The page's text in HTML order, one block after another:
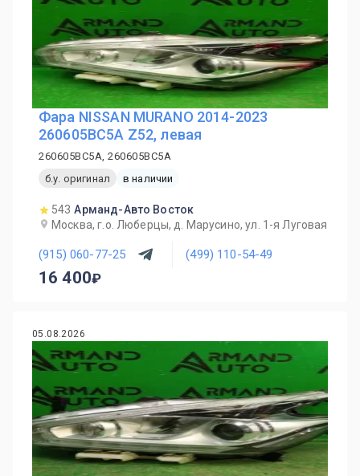
Фара NISSAN MURANO 2014-2023
260605BC5A Z52, левая
260605BC5A, 260605BC5A
б.у. оригинал
в наличии
543 Арманд-Авто Восток
Москва, г.о. Люберцы, д. Марусино, ул. 1-я Луговая
(915) 060-77-25 (499) 110-54-49
16 400
05.08.2026